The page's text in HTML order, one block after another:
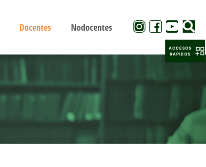
Docentes Nodocentes
ACCESOS
RAPIDOS